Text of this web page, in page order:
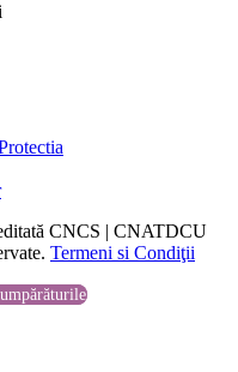
CNCS | CNATDCU
Termeni si Condiţii